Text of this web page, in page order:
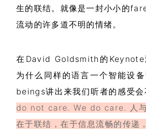
生的联结。就像是一封小小的
流动的许多道不明的情绪。
在David Goldsmith的Keynote
为什么同样的语言一个智能设
beings讲出来我们听者的感受会
do not care. We do care. 人与
在于联结，在于信息流畅的传递